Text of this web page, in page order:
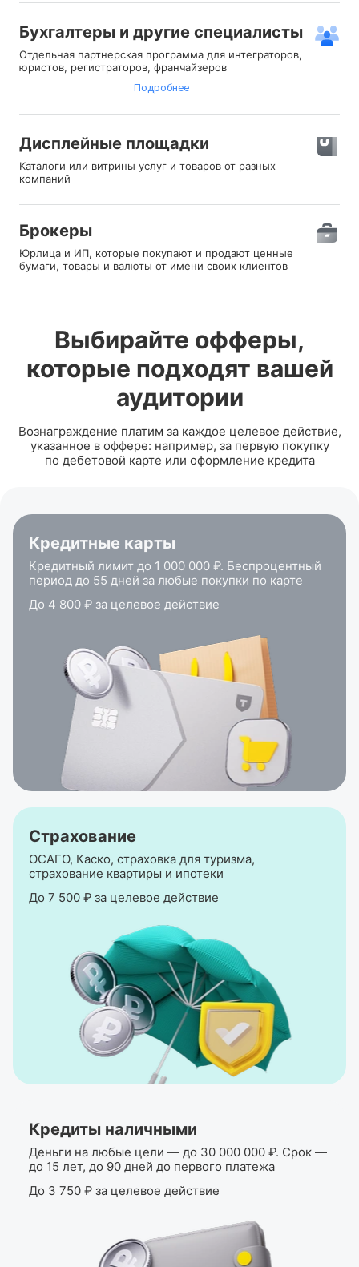
Бухгалтеры и другие специалисты
Отдельная партнерская программа для интеграторов,
юристов, регистраторов, франчайзеров
Подробнее
Дисплейные площадки
Каталоги или витрины услуг и товаров от разных
компаний⠀⠀⠀⠀⠀⠀⠀⠀⠀⠀⠀⠀
Брокеры
Юрлица и ИП, которые покупают и продают ценные
бумаги, товары и валюты от имени своих клиентов
Выбирайте офферы,
которые подходят вашей
аудитории
Вознаграждение платим за каждое целевое действие,
указанное в оффере: например, за первую покупку
по дебетовой карте или оформление кредита
Кредитные карты
Кредитный лимит до 1 000 000 ₽. Беспроцентный
период до 55 дней за любые покупки по карте
До 4 800 ₽ за целевое действие
Страхование
ОСАГО, Каско, страховка для туризма,
страхование квартиры и ипотеки
До 7 500 ₽ за целевое действие
Кредиты наличными
Деньги на любые цели — до 30 000 000 ₽. Срок —
до 15 лет, до 90 дней до первого платежа
До 3 750 ₽ за целевое действие